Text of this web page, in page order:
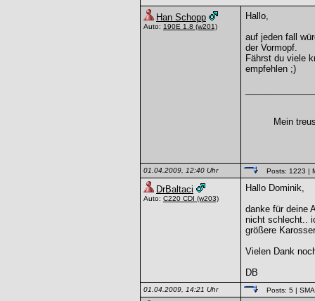
Han Schopp
Auto: 190E 1.8 (w201)
Hallo,
auf jeden fall
der Vormopf.
Fährst du viele
empfehlen ;)
Mein
01.04.2009, 12:40 Uhr Posts: 1223 |
DrBaltaci
Auto: C220 CDI (w203)
Hallo Dominik,
danke für deine
nicht schlecht..
größere
Vielen Dank
DB
01.04.2009, 14:21 Uhr Posts: 5 |